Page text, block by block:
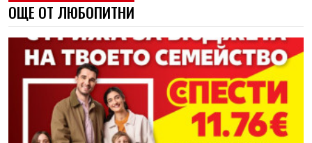
ОЩЕ ОТ ЛЮБОПИТНИ